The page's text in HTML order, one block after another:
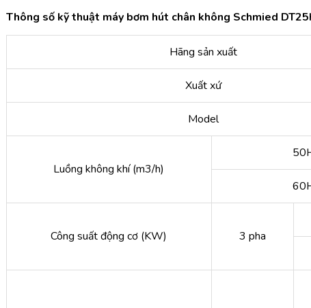
Thông số kỹ thuật máy bơm hút chân không Schmied
Hãng sản xuất
Xuất xứ
Model
Luồng không khí (m3/h)
Công suất động cơ (KW) 3 pha